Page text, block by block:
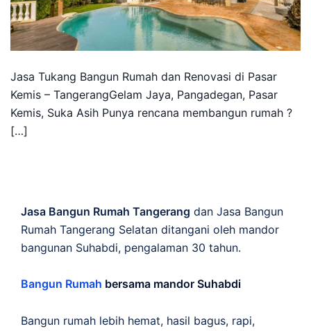
Jasa Tukang Bangun Rumah dan Renovasi di Pasar
Kemis – TangerangGelam Jaya, Pangadegan, Pasar
Kemis, Suka Asih Punya rencana membangun rumah ?
[…]
Jasa Bangun Rumah Tangerang dan Jasa Bangun
Rumah Tangerang Selatan ditangani oleh mandor
bangunan Suhabdi, pengalaman 30 tahun.
Bangun Rumah bersama mandor Suhabdi
Bangun rumah lebih hemat, hasil bagus, rapi,